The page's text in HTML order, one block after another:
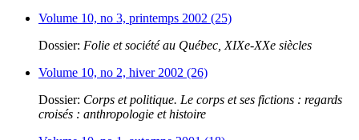
Volume 10, no 3, printemps 2002 (25)
Dossier: Folie et société au Québec, XIXe-XXe siècles
Volume 10, no 2, hiver 2002 (26)
Dossier: Corps et politique. Le corps et ses fictions : regards
croisés : anthropologie et histoire